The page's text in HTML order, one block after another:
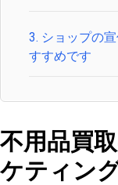
3. ショップの
すすめです
不用品買
ケティン